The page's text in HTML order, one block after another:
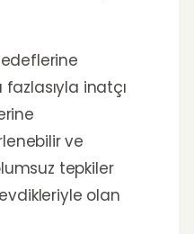
inatçı
ve
tepkiler
olan